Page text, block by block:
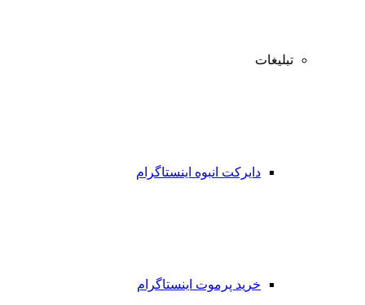
تبلیغات
دایرکت انبوه اینستاگرام
خرید پرموت اینستاگرام